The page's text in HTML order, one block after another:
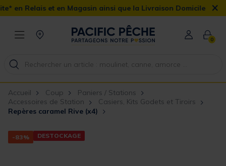
Magasin ainsi que la Livraison Domicile offerte dès 90€ ×
0
Accueil Coup
Paniers / Stations
Accessoires de Station
Casiers, Kits Godets et Tiroirs
Repères caramel Rive (x4)
-83% DESTOCKAGE